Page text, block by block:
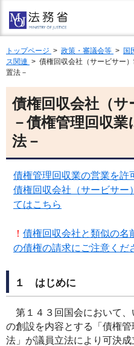
トップページ > 政策・審議会等 > 国
ス関連 > 債権回収会社（サービサー
置法－
債権回収会社（
－債権管理回収
法－
債権管理回収業の営業を許
債権回収会社（サービサー
てはこちら
！ 債権回収会社と類似の名
の債権の請求にご注意くだ
１ はじめに
第１４３回国会において、
の創設を内容とする「債権
法」が議員立法により可決